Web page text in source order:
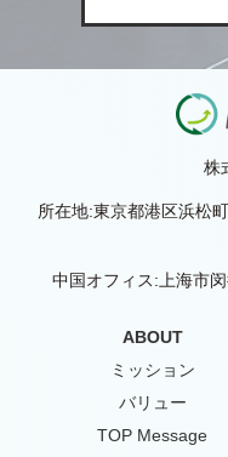
株
所在地:東京都港区浜松
中国オフィス:上海市
ABOUT
ミッション
バリュー
TOP Message